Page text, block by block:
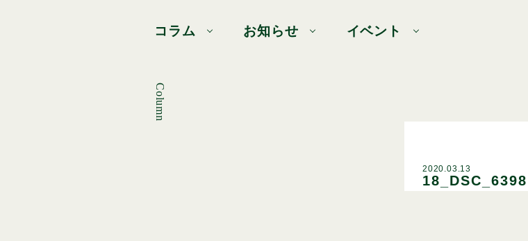
コラム お知らせ イベント
Column
18_DSC_6398
2020.03.13